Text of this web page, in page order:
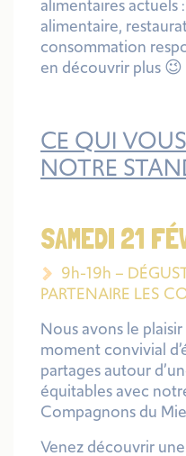
alimentaires actuels
alimentaire,
consommation
en découvrir plus 😉
CE QUI
NOTRE
SAMEDI 21
9h-19h –
PARTENAIRE LES
Nous avons le
moment convivial
partages autour
équitables avec
Compagnons du
Venez découvrir